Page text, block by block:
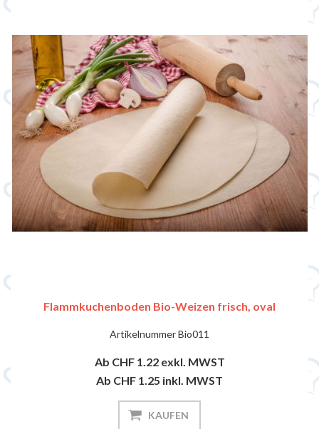
Flammkuchenboden Bio-Weizen frisch, oval
ArtikelnummerBio011
Ab CHF 1.22 exkl. MWST
Ab CHF 1.25 inkl. MWST
KAUFEN